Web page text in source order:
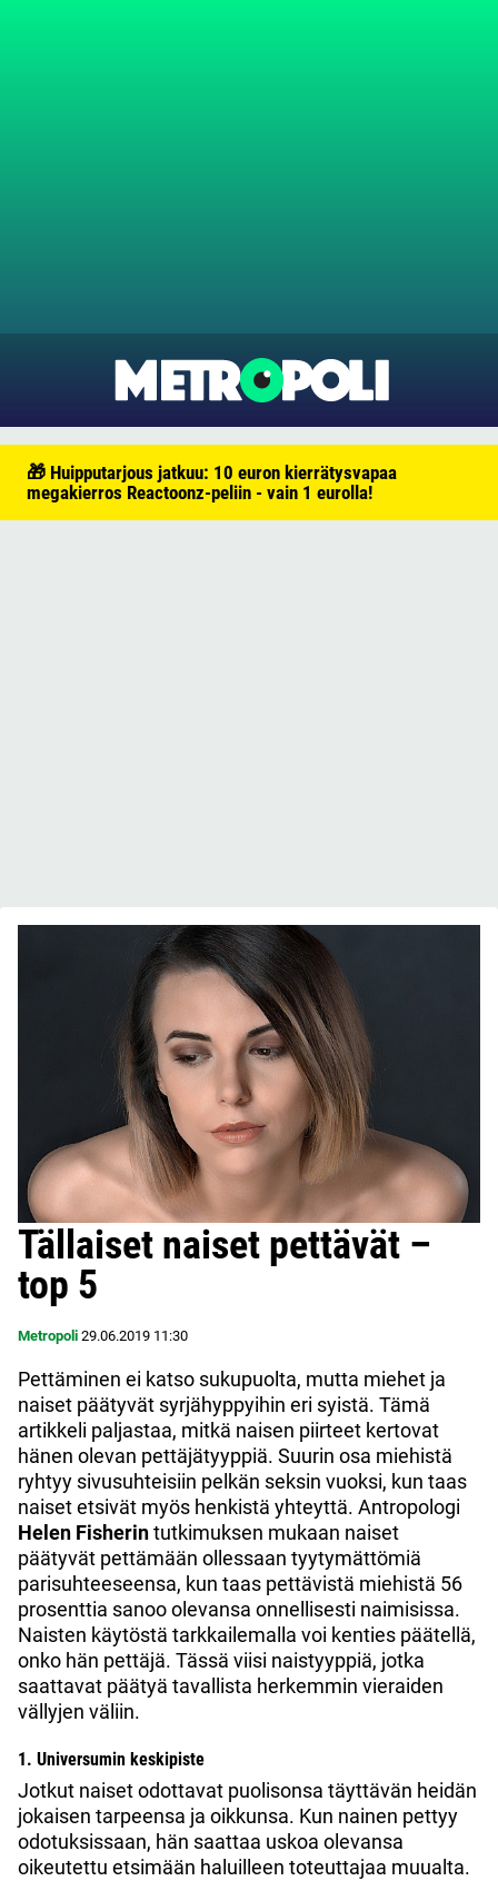
🎁 Huipputarjous jatkuu: 10 euron kierrätysvapaa
megakierros Reactoonz-peliin - vain 1 eurolla!
Tällaiset naiset pettävät –
top 5
Metropoli 29.06.2019 11:30
Pettäminen ei katso sukupuolta, mutta miehet ja
naiset päätyvät syrjähyppyihin eri syistä. Tämä
artikkeli paljastaa, mitkä naisen piirteet kertovat
hänen olevan pettäjätyyppiä. Suurin osa miehistä
ryhtyy sivusuhteisiin pelkän seksin vuoksi, kun taas
naiset etsivät myös henkistä yhteyttä. Antropologi
Helen Fisherintutkimuksen mukaan naiset
päätyvät pettämään ollessaan tyytymättömiä
parisuhteeseensa, kun taas pettävistä miehistä 56
prosenttia sanoo olevansa onnellisesti naimisissa.
Naisten käytöstä tarkkailemalla voi kenties päätellä,
onko hän pettäjä. Tässä viisi naistyyppiä, jotka
saattavat päätyä tavallista herkemmin vieraiden
vällyjen väliin.
1. Universumin keskipiste
Jotkut naiset odottavat puolisonsa täyttävän heidän
jokaisen tarpeensa ja oikkunsa. Kun nainen pettyy
odotuksissaan, hän saattaa uskoa olevansa
oikeutettu etsimään haluilleen toteuttajaa muualta.